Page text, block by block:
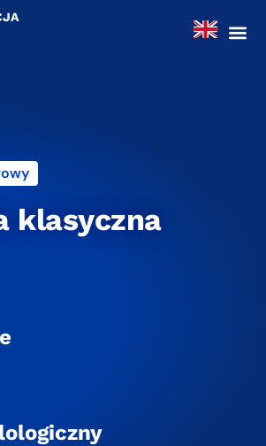
klasyczna